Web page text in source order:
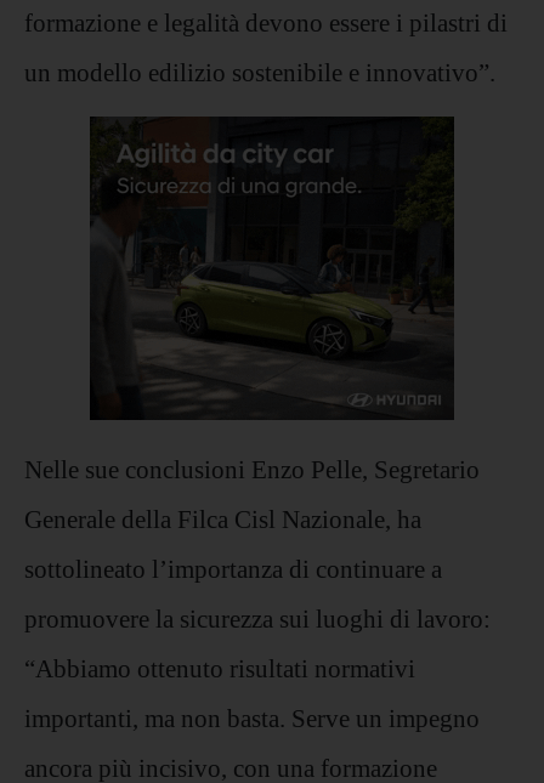
formazione e legalità devono essere i pilastri di
un modello edilizio sostenibile e innovativo”.
Nelle sue conclusioni Enzo Pelle, Segretario
Generale della Filca Cisl Nazionale, ha
sottolineato l’importanza di continuare a
promuovere la sicurezza sui luoghi di lavoro:
“Abbiamo ottenuto risultati normativi
importanti, ma non basta. Serve un impegno
ancora più incisivo, con una formazione